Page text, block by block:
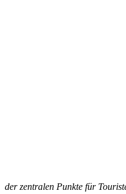
der zentralen Punkte für